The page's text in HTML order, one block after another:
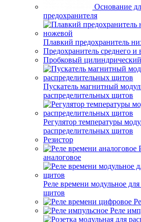
Основание
предохранителя
Плавкий предохранитель
Предохранитель среднего
Пробковый
Пускатель магнитный
распределительных щитов
Регулятор температуры
распределительных щитов
Резистор
аналоговое
Реле времени модульное
щитов
Реле